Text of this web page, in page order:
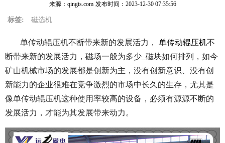
来源：qingis.com 发布时间： 2023-12-30 07:35:56
标签: 磁选机
单传动辊压机不断带来新的发展活力， 单传动辊压机不
断带来新的发展活力，磁场一般为多少_磁块如何排列， 如今
矿山机械市场的发展都是创新为主，没有创新意识、没有创
新能力的企业很难在竞争激烈的市场中长久的生存，尤其是
像单传动辊压机这种使用率较高的设备，必须有源源不断的
发展活力，才能为其发展带来动力。